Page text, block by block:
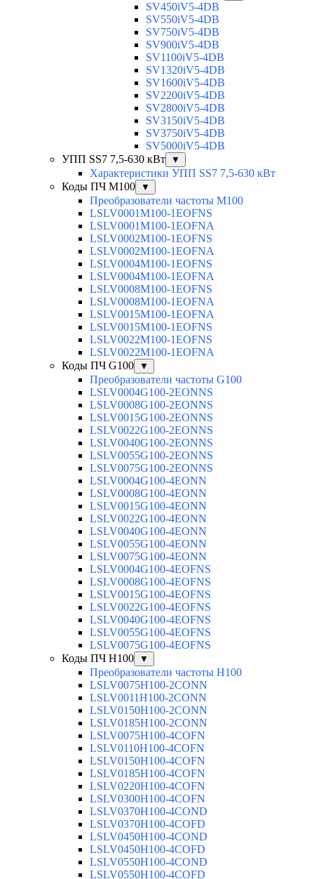
SV450iV5-4DB
SV550iV5-4DB
SV750iV5-4DB
SV900iV5-4DB
SV1100iV5-4DB
SV1320iV5-4DB
SV1600iV5-4DB
SV2200iV5-4DB
SV2800iV5-4DB
SV3150iV5-4DB
SV3750iV5-4DB
SV5000iV5-4DB
УПП SS7 7,5-630 кВт
▼
Характеристики УПП SS7 7,5-630 кВт
Коды ПЧ М100
▼
Преобразователи частоты M100
LSLV0001M100-1EOFNS
LSLV0001M100-1EOFNA
LSLV0002M100-1EOFNS
LSLV0002M100-1EOFNA
LSLV0004M100-1EOFNS
LSLV0004M100-1EOFNA
LSLV0008M100-1EOFNS
LSLV0008M100-1EOFNA
LSLV0015M100-1EOFNA
LSLV0015M100-1EOFNS
LSLV0022M100-1EOFNS
LSLV0022M100-1EOFNA
Коды ПЧ G100
▼
Преобразователи частоты G100
LSLV0004G100-2EONNS
LSLV0008G100-2EONNS
LSLV0015G100-2EONNS
LSLV0022G100-2EONNS
LSLV0040G100-2EONNS
LSLV0055G100-2EONNS
LSLV0075G100-2EONNS
LSLV0004G100-4EONN
LSLV0008G100-4EONN
LSLV0015G100-4EONN
LSLV0022G100-4EONN
LSLV0040G100-4EONN
LSLV0055G100-4EONN
LSLV0075G100-4EONN
LSLV0004G100-4EOFNS
LSLV0008G100-4EOFNS
LSLV0015G100-4EOFNS
LSLV0022G100-4EOFNS
LSLV0040G100-4EOFNS
LSLV0055G100-4EOFNS
LSLV0075G100-4EOFNS
Коды ПЧ H100
▼
Преобразователи частоты H100
LSLV0075H100-2CONN
LSLV0011H100-2CONN
LSLV0150H100-2CONN
LSLV0185H100-2CONN
LSLV0075H100-4COFN
LSLV0110H100-4COFN
LSLV0150H100-4COFN
LSLV0185H100-4COFN
LSLV0220H100-4COFN
LSLV0300H100-4COFN
LSLV0370H100-4COND
LSLV0370H100-4COFD
LSLV0450H100-4COND
LSLV0450H100-4COFD
LSLV0550H100-4COND
LSLV0550H100-4COFD